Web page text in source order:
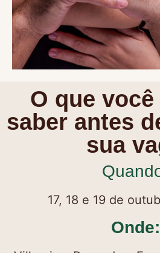
O que
saber antes
sua
17, 18 e 19 de
Onde: